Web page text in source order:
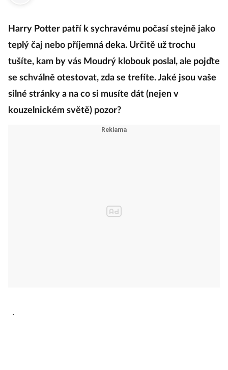
Harry Potter patří k sychravému počasí stejně jako
teplý čaj nebo příjemná deka. Určitě už trochu
tušíte, kam by vás Moudrý klobouk poslal, ale pojďte
se schválně otestovat, zda se trefíte. Jaké jsou vaše
silné stránky a na co si musíte dát (nejen v
kouzelnickém světě) pozor?